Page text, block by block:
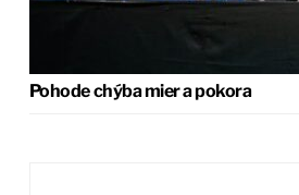
Pohode chýba mier a pokora